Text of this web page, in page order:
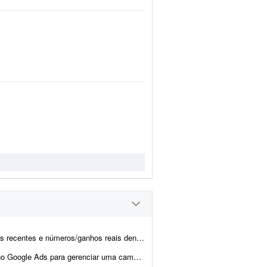
lançamento de produtos digitais. Informações: - tenho orçame...
voltada a serviços de saúde. No momento o investimento em créd...